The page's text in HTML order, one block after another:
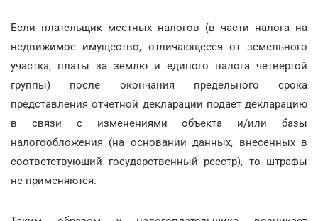
Если плательщик местных налогов (в части налога на
недвижимое имущество, отличающееся от земельного
участка, платы за землю и единого налога четвертой
группы) после окончания предельного срока
представления отчетной декларации подает декларацию
в связи с изменениями объекта и/или базы
налогообложения (на основании данных, внесенных в
соответствующий государственный реестр), то штрафы
не применяются.